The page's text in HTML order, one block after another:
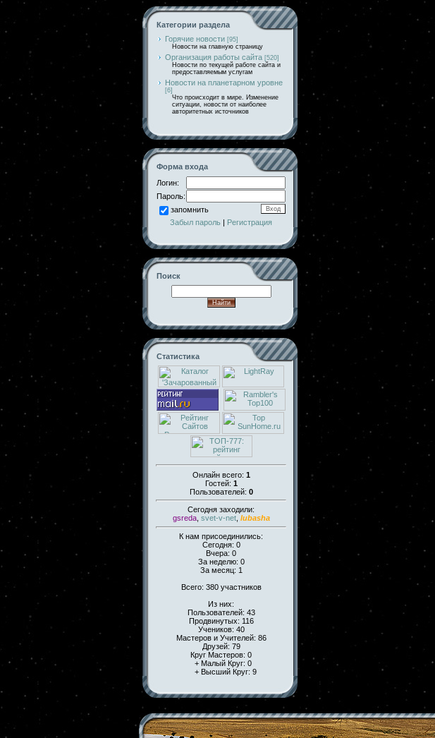
Категории раздела
Горячие новости [95]
Новости на главную страницу
Организация работы сайта [520]
Новости по текущей работе сайта и
предоставляемым услугам
Новости на планетарном уровне
[6]
Что происходит в мире. Изменение
ситуации, новости от наиболее
авторитетных источников
Форма входа
Логин:
Пароль:
запомнить
Забыл пароль | Регистрация
Поиск
Статистика
Онлайн всего: 1
Гостей: 1
Пользователей: 0
Сегодня заходили:
gsreda, svet-v-net, lubasha
К нам присоединились:
Сегодня: 0
Вчера: 0
За неделю: 0
За месяц: 1
Всего: 380 участников
Из них:
Пользователей: 43
Продвинутых: 116
Учеников: 40
Мастеров и Учителей: 86
Друзей: 79
Круг Мастеров: 0
+ Малый Круг: 0
+ Высший Круг: 9